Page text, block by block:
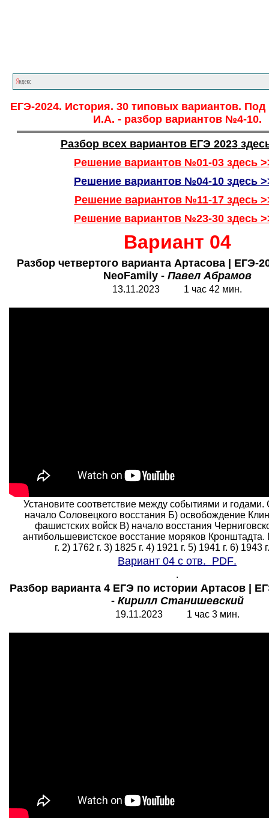
ЕГЭ-2024. История. 30 типовых вариантов. Под
И.А. - разбор вариантов №4-10.
Разбор всех вариантов ЕГЭ 2023
Решение вариантов №01-03 здесь
Решение вариантов №04-10 здесь
Решение вариантов №11-17 здесь
Решение вариантов №23-30 здесь
Вариант 04
Разбор четвертого варианта Артасова | ЕГЭ-
NeoFamily - Павел Абрамов
13.11.2023 1 час 42 мин.
Установите соответствие между событиями и
начало Соловецкого восстания Б) освобождение
фашистских войск B) начало восстания
антибольшевистское восстание моряков
г. 2) 1762 г. 3) 1825 г. 4) 1921 г. 5) 1941 г. 6) 1943
Вариант 04 с отв. PDF.
.
Разбор варианта 4 ЕГЭ по истории Артасов |
- Кирилл Станишевский
19.11.2023 1 час 3 мин.